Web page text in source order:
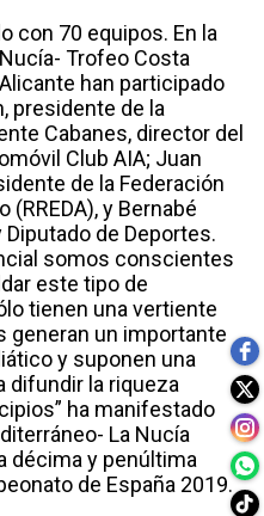
con 70 equipos. En la
Trofeo Costa
han participado
presidente de la
Cabanes, director del
Club AIA; Juan
de la Federación
y Bernabé
Diputado de Deportes.
somos conscientes
este tipo de
tienen una vertiente
generan un importante
y suponen una
difundir la riqueza
ha manifestado
La Nucía
décima y penúltima
de España 2019.